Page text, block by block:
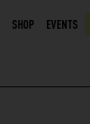
SHOP EVENTS